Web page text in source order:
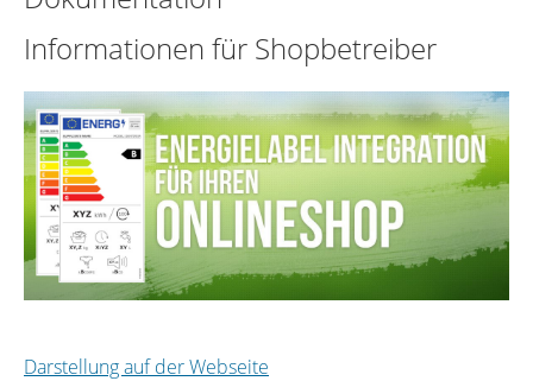
Informationen für Shopbetreiber
Darstellung auf der Webseite